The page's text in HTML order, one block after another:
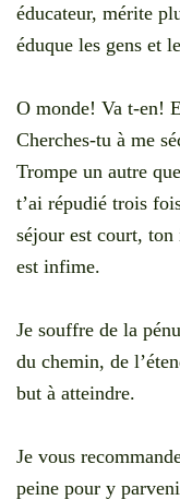
éducateur, mérite
éduque les gens et
O monde! Va t-en!
Cherches-tu à me
Trompe un autre
t’ai répudié trois
séjour est court,
est infime.
Je souffre de la
du chemin, de
but à atteindre.
Je vous
peine pour y